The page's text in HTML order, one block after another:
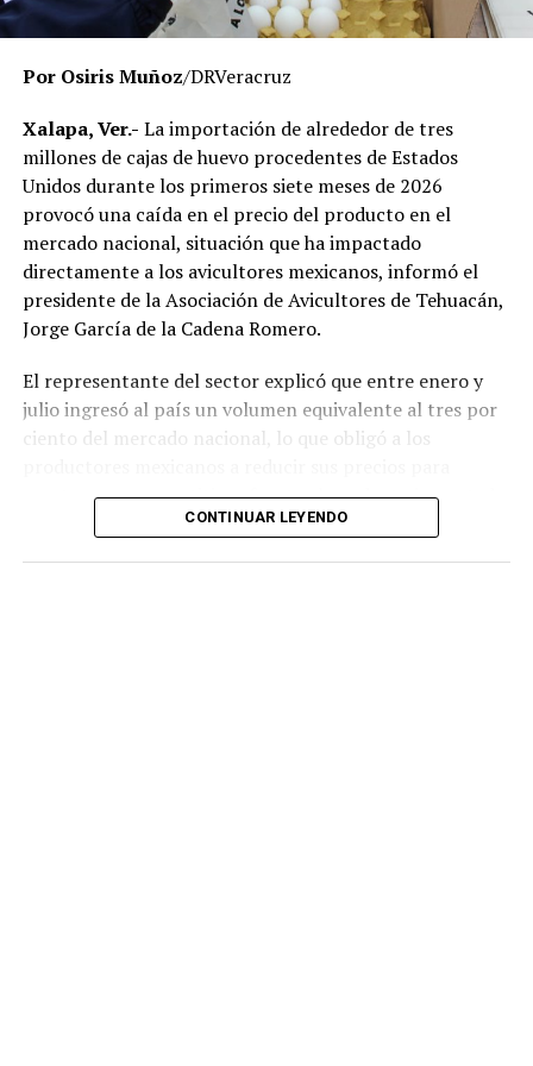
momento no existe una determinación definitiva sobre
responsabilidades individuales.
señalaron que un grupo de profesores ha manifestado
su inconformidad con el proceso de revisión, al
considerar que las investigaciones podrían afectar
intereses al interior de la institución.
De acuerdo con esos testimonios, el grupo identificado
comoMovimiento Estatal UPAV, integrado
públicamente por Verónica Sánchez Ramos, Mauricio
Ivette Lara Barradas, Roberto Ibáñez y Carlos Enrique
Sierra, ha cuestionado las acciones emprendidas por las
autoridades universitarias y estatales.
informado la conclusión de las investigaciones ni la
emisión de sanciones o resoluciones específicas. El
Por Osiris Muñoz/DRVeracruz
Xalapa, Ver.- La importación de alrededor de tres
millones de cajas de huevo procedentes de Estados
Unidos durante los primeros siete meses de 2026
provocó una caída en el precio del producto en el
mercado nacional, situación que ha impactado
directamente a los avicultores mexicanos, informó el
presidente de la Asociación de Avicultores de Tehuacán,
Jorge García de la Cadena Romero.
El representante del sector explicó que entre enero y
julio ingresó al país un volumen equivalente al tres por
ciento del mercado nacional, lo que obligó a los
mantenerse competitivos frente al producto importado.
CONTINUAR LEYENDO